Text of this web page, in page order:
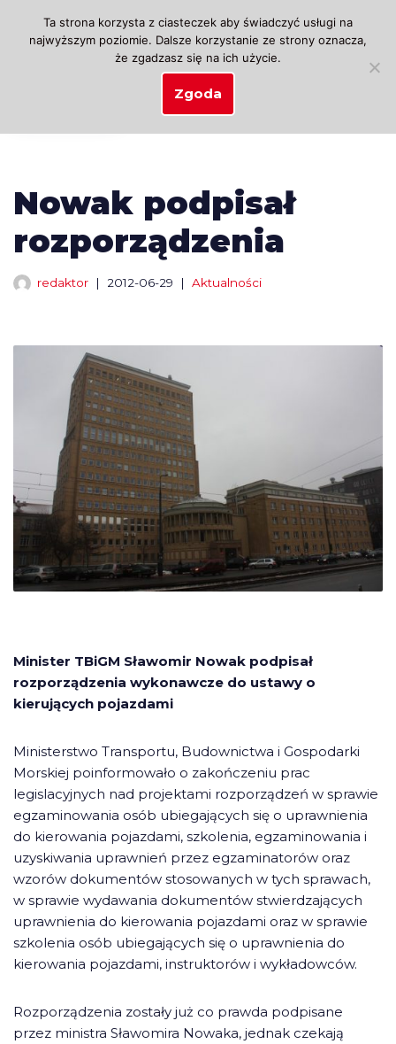
Przejdź
Nowak podpisał
rozporządzenia
redaktor 2012-06-29 Aktualności
Minister TBiGM Sławomir Nowak podpisał
rozporządzenia wykonawcze do ustawy o
kierujących pojazdami
Ministerstwo Transportu, Budownictwa i Gospodarki
Morskiej poinformowało o zakończeniu prac
legislacyjnych nad projektami rozporządzeń w sprawie
egzaminowania osób ubiegających się o uprawnienia
do kierowania pojazdami, szkolenia, egzaminowania i
uzyskiwania uprawnień przez egzaminatorów oraz
wzorów dokumentów stosowanych w tych sprawach,
w sprawie wydawania dokumentów stwierdzających
uprawnienia do kierowania pojazdami oraz w sprawie
szkolenia osób ubiegających się o uprawnienia do
kierowania pojazdami, instruktorów i wykładowców.
Rozporządzenia zostały już co prawda podpisane
przez ministra Sławomira Nowaka, jednak czekają
Ta strona korzysta z ciasteczek aby świadczyć usługi na
najwyższym poziomie. Dalsze korzystanie ze strony oznacza,
że zgadzasz się na ich użycie.
Zgoda